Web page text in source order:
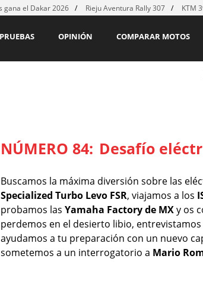
gana el Dakar 2026 Rieju Aventura Rally 307 KTM
COMPARAR MOTOS
OPINIÓN
PRUEBAS
NÚMERO 84: Desafío
Buscamos la máxima diversión sobre las
Specialized Turbo Levo FSR, viajamos a los
probamos las Yamaha Factory de MXy os
perdemos en el desierto libio,
ayudamos a tu preparación con un nuevo
sometemos a un interrogatorio a Mario